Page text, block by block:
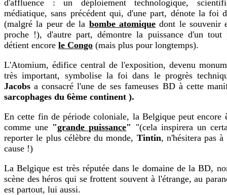
d'affluence : un déploiement technologique,
médiatique, sans précédent qui, d'une part, dénote la foi
(malgré la peur de la bombe atomique dont le souvenir
proche !), d'autre part, démontre la puissance d'un
détient encore le Congo (mais plus pour longtemps).
L'Atomium, édifice central de l'exposition, devenu
très important, symbolise la foi dans le progrès
Jacobs a consacré l'une de ses fameuses BD à cette
sarcophages du 6ème continent ).
En cette fin de période coloniale, la Belgique peut encore
comme une "grande puissance" "(cela inspirera un
reporter le plus célèbre du monde, Tintin, n'hésitera pas
cause !)
La Belgique est très réputée dans le domaine de la BD,
scène des héros qui se frottent souvent à l'étrange, au
est partout, lui aussi.